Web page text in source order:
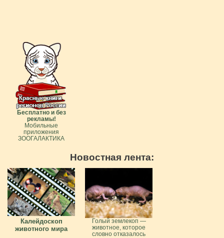
Бесплатно и без
рекламы!
Мобильные
приложения
ЗООГАЛАКТИКА
Новостная лента:
Калейдоскоп
животного мира
Голый землекоп —
животное, которое
словно отказалось